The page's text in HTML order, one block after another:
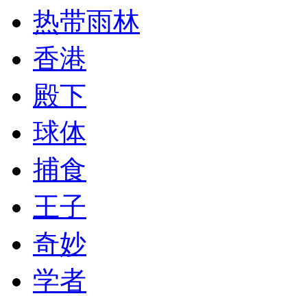
热带雨林
香港
殿下
球体
捕食
王子
奇妙
学者